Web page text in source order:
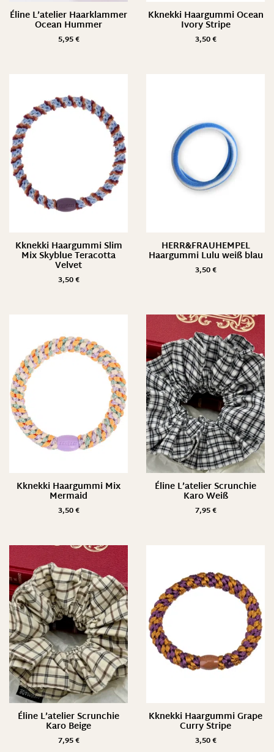
Éline L’atelier Haarklammer
Ocean Hummer
5,95€
Kknekki Haargummi Ocean
Ivory Stripe
3,50€
Kknekki Haargummi Slim
Mix Skyblue Teracotta
Velvet
3,50€
HERR&FRAUHEMPEL
Haargummi Lulu weiß blau
3,50€
Kknekki Haargummi Mix
Mermaid
3,50€
Éline L’atelier Scrunchie
Karo Weiß
7,95€
Éline L’atelier Scrunchie
Karo Beige
7,95€
Kknekki Haargummi Grape
Curry Stripe
3,50€